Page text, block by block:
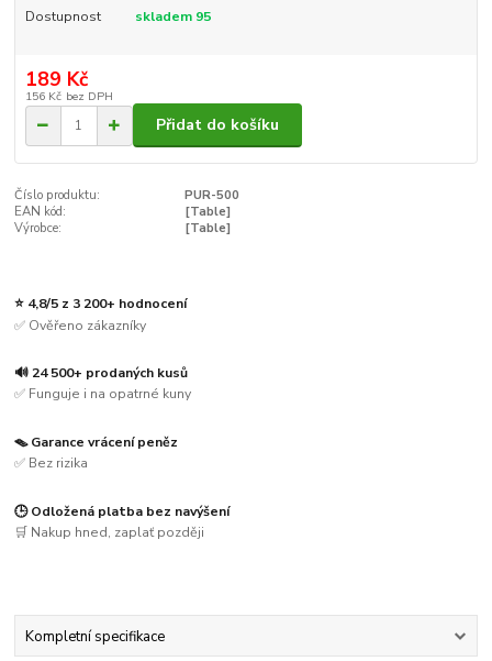
Dostupnost skladem 95
189 Kč
156 Kč bez DPH
Přidat do košíku
Číslo produktu:
PUR-500
EAN kód:
[Table]
Výrobce:
[Table]
⭐ 4,8/5 z 3 200+ hodnocení
✅ Ověřeno zákazníky
🔊 24 500+ prodaných kusů
✅ Funguje i na opatrné kuny
🪤 Garance vrácení peněz
✅ Bez rizika
🕒 Odložená platba bez navýšení
🛒 Nakup hned, zaplať později
Kompletní specifikace